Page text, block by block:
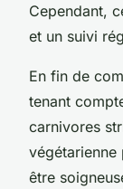
Cependant,
et un suivi
En fin de
tenant
carnivores
végétarienne
être